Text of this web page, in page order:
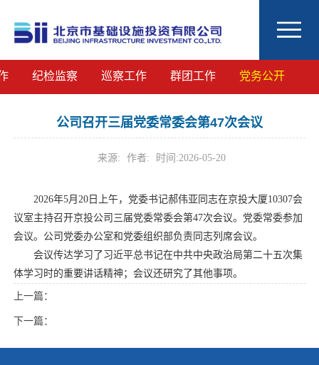
纪检监察 巡察工作 群团工作 党务公开
公司召开三届党委常委会第47次会议
来源: 作者: 时间:2026-05-20
2026年5月20日上午，党委书记郝伟亚同志在京投大厦10307会
议室主持召开京投公司三届党委常委会第47次会议。党委常委参加
会议。公司党委办公室和党委组织部负责同志列席会议。
会议传达学习了习近平总书记在中共中央政治局第二十五次集
体学习时的重要讲话精神；会议还研究了其他事项。
上一篇：
下一篇：